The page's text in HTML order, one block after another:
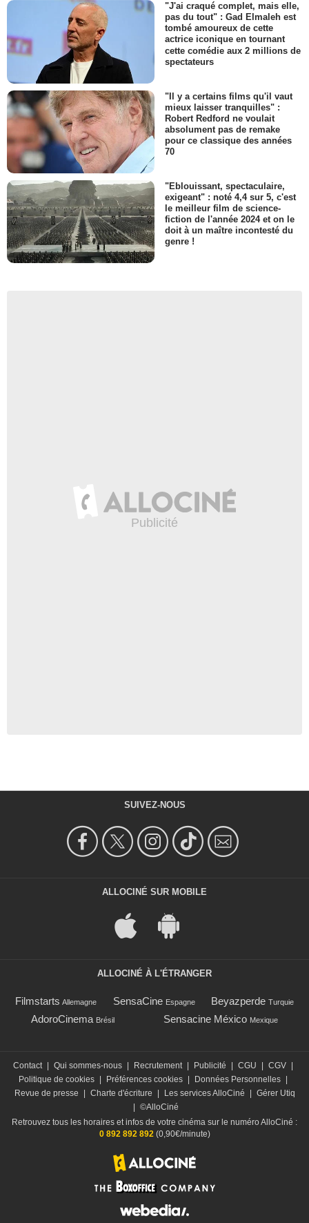
"J'ai craqué complet, mais elle,
pas du tout" : Gad Elmaleh est
tombé amoureux de cette
actrice iconique en tournant
cette comédie aux 2 millions de
spectateurs
"Il y a certains films qu'il vaut
mieux laisser tranquilles" :
Robert Redford ne voulait
absolument pas de remake
pour ce classique des années
70
"Eblouissant, spectaculaire,
exigeant" : noté 4,4 sur 5, c'est
le meilleur film de science-
fiction de l'année 2024 et on le
doit à un maître incontesté du
genre !
SUIVEZ-NOUS
ALLOCINÉ SUR MOBILE
ALLOCINÉ À L'ÉTRANGER
Filmstarts Allemagne SensaCine Espagne Beyazperde Turquie
AdoroCinema Brésil Sensacine México Mexique
Contact Qui sommes-nous Recrutement Publicité CGU CGV
Politique de cookies
Préférences cookies Données Personnelles
Revue de presse
Charte d'écriture Les services AlloCiné
Gérer Utiq
©AlloCiné
Retrouvez tous les horaires et infos de votre cinéma sur le numéro AlloCiné :
0 892 892 892(0,90€/minute)